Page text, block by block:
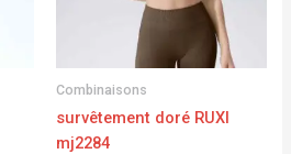
Combinaisons
survêtement doré RUXI
mj2284